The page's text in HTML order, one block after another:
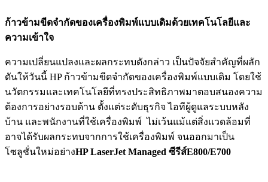
ก้าวข้ามขีดจำกัดของเครื่องพิมพ์แบบเดิมด้วยเทคโนโลยีและ
ความเข้าใจ
ความเปลี่ยนแปลงและผลกระทบดังกล่าว เป็นปัจจัยสำคัญที่ผลัก
ดันให้วันนี้ HP ก้าวข้ามขีดจำกัดของเครื่องพิมพ์แบบเดิม โดยใช้
นวัตกรรมและเทคโนโลยีที่ทรงประสิทธิภาพมาตอบสนองความ
ต้องการอย่างรอบด้าน ตั้งแต่ระดับธุรกิจ ไอทีผู้ดูแลระบบหลัง
บ้าน และพนักงานที่ใช้เครื่องพิมพ์ ไม่เว้นแม้แต่สิ่งแวดล้อมที่
อาจได้รับผลกระทบจากการใช้เครื่องพิมพ์ จนออกมาเป็น
โซลูชั่นใหม่อย่างHP LaserJet Managed ซีรีส์E800/E700